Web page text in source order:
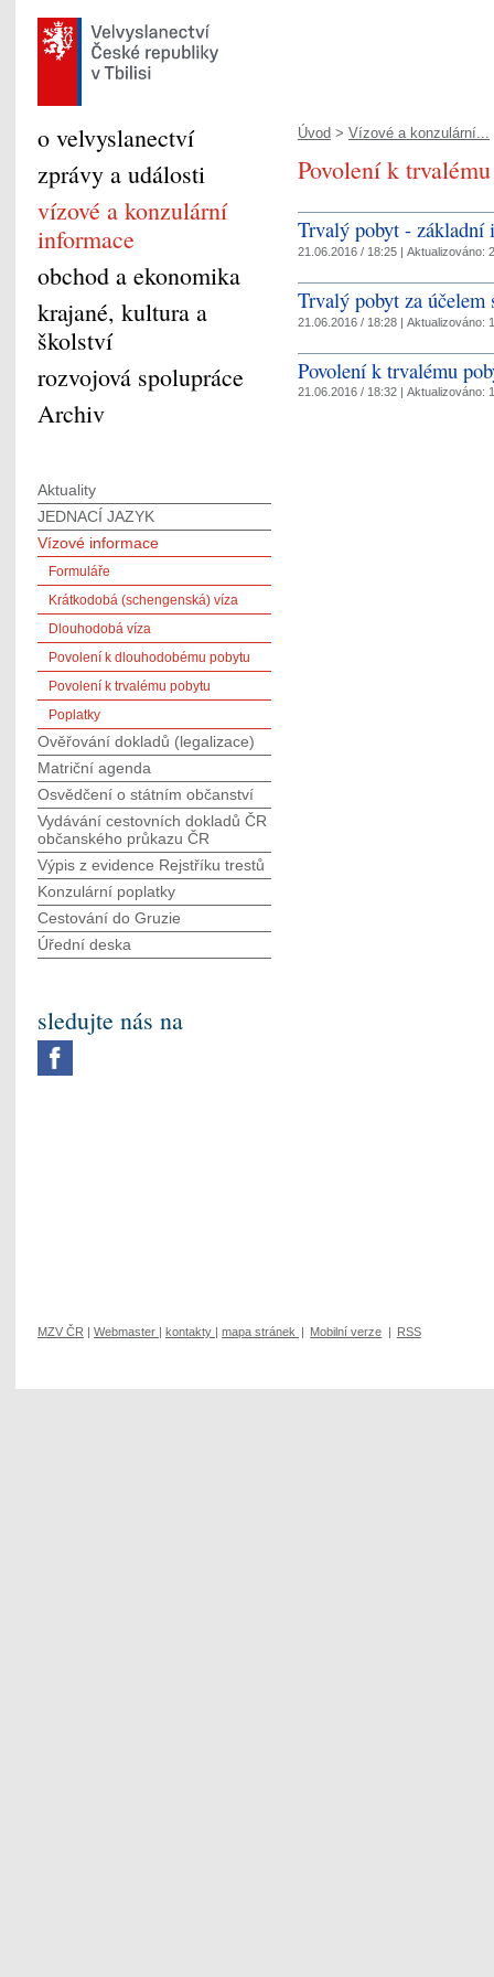
Úvod > Vízové a konzulární...
Povolení k
Trvalý pobyt - základní
21.06.2016 / 18:25 | Aktualizováno:
Trvalý pobyt za účelem
21.06.2016 / 18:28 | Aktualizováno:
Povolení k trvalému
21.06.2016 / 18:32 | Aktualizováno:
o velvyslanectví
zprávy a události
vízové a konzulární
informace
obchod a ekonomika
krajané, kultura a
školství
rozvojová spolupráce
Archiv
Aktuality
JEDNACÍ JAZYK
Vízové informace
Formuláře
Krátkodobá (schengenská) víza
Dlouhodobá víza
Povolení k dlouhodobému pobytu
Povolení k trvalému pobytu
Poplatky
Ověřování dokladů (legalizace)
Matriční agenda
Osvědčení o státním občanství
Vydávání cestovních dokladů ČR
občanského průkazu ČR
Výpis z evidence Rejstříku trestů
Konzulární poplatky
Cestování do Gruzie
Úřední deska
sledujte nás na
MZV ČR | Webmaster | kontakty | mapa stránek | Mobilní verze | RSS